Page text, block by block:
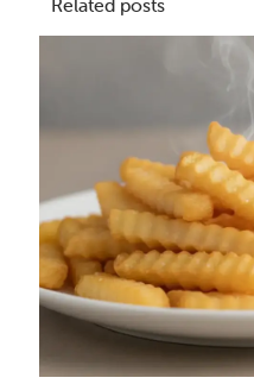
Related posts